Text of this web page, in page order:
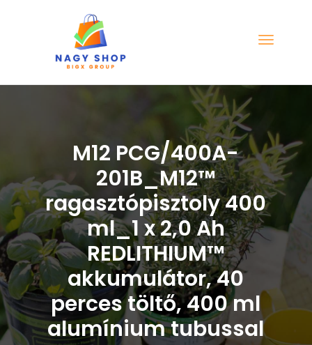
M12 PCG/400A-
201B_M12™
ragasztópisztoly 400
ml_1 x 2,0 Ah
REDLITHIUM™
akkumulátor, 40
perces töltő, 400 ml
alumínium tubussal